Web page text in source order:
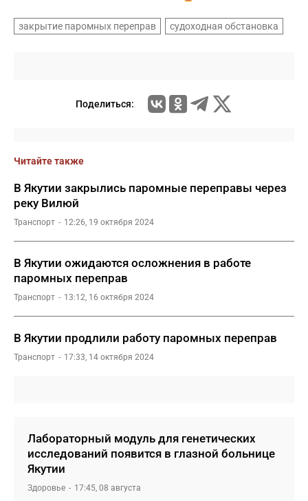
закрытие паромных переправ судоходная обстановка
Поделиться:
Читайте также
В Якутии закрылись паромные переправы через
реку Вилюй
Транспорт 12:26, 19 октября 2024
В Якутии ожидаются осложнения в работе
паромных переправ
Транспорт 13:12, 16 октября 2024
В Якутии продлили работу паромных переправ
Транспорт 17:33, 14 октября 2024
Лабораторный модуль для генетических
исследований появится в глазной больнице
Якутии
Здоровье 17:45, 08 августа